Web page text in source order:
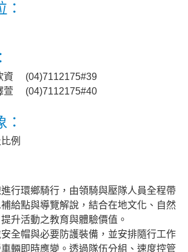
(04)7112175#39
(04)7112175#40
例
行環鄉騎行，由領騎與壓隊人員全程帶
給點與導覽解說，結合在地文化、自然
升活動之教育與體驗價值。
全帽與必要防護裝備，並安排隨行工作
輛即時應變。透過隊伍分組、速度控管